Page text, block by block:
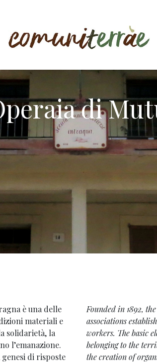
di
è una delle
materiali e
solidarietà, la
l’emanazione.
di risposte
Founded in 1892,
associations
workers. The basic
belonging to the
the creation of